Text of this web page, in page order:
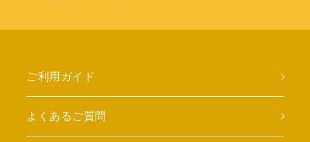
ご利用ガイド
よくあるご質問